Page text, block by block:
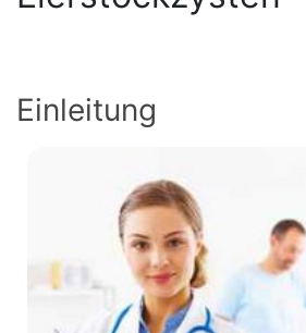
Einleitung